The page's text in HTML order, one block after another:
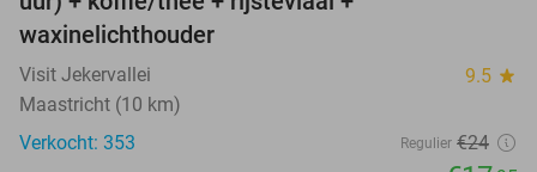
waxinelichthouder
Visit Jekervallei 9.5 star
Maastricht (10 km)
Verkocht: 353
Regulier €24